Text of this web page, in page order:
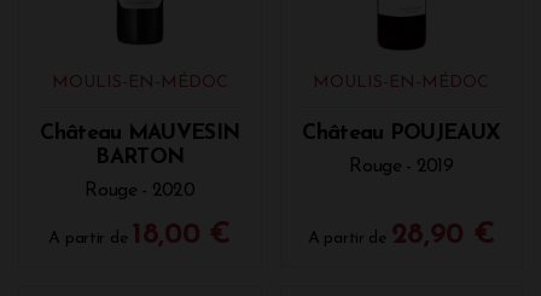
MOULIS-EN-MÉDOC
Château MAUVESIN
BARTON
Rouge - 2020
A partir de 18,00 €
MOULIS-EN-MÉDOC
Château POUJEAUX
Rouge - 2019
A partir de 28,90 €